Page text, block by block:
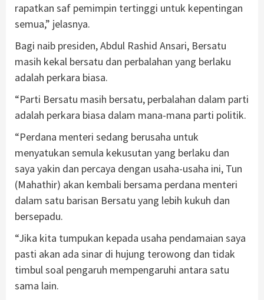
rapatkan saf pemimpin tertinggi untuk kepentingan
semua,” jelasnya.
Bagi naib presiden, Abdul Rashid Ansari, Bersatu
masih kekal bersatu dan perbalahan yang berlaku
adalah perkara biasa.
“Parti Bersatu masih bersatu, perbalahan dalam parti
adalah perkara biasa dalam mana-mana parti politik.
“Perdana menteri sedang berusaha untuk
menyatukan semula kekusutan yang berlaku dan
saya yakin dan percaya dengan usaha-usaha ini, Tun
(Mahathir) akan kembali bersama perdana menteri
dalam satu barisan Bersatu yang lebih kukuh dan
bersepadu.
“Jika kita tumpukan kepada usaha pendamaian saya
pasti akan ada sinar di hujung terowong dan tidak
timbul soal pengaruh mempengaruhi antara satu
sama lain.